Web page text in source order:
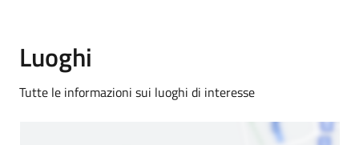
Luoghi
Tutte le informazioni sui luoghi di interesse